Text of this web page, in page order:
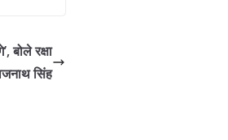
बोले रक्षा
सिंह